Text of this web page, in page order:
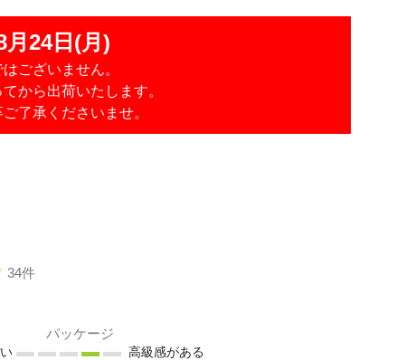
月24日(月)
ございません。
から出荷いたします。
了承くださいませ。
34件
パッケージ
い 高級感がある